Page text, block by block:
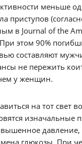
меньше
приступов
в Journal of the
этом 90%
составляют
не пережить
у женщин.
на тот свет
изначальные
глюкозы. При